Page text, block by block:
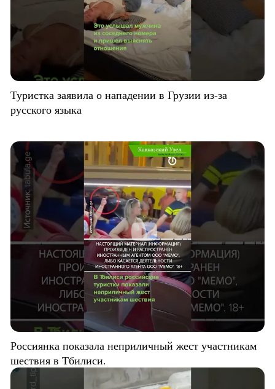
Туристка заявила о нападении в Грузии из-за
русского языка
Россиянка показала неприличный жест участникам
шествия в Тбилиси.